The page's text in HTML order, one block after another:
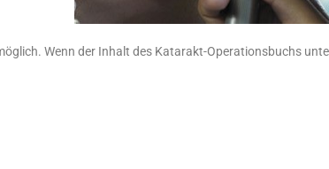
Wenn der Inhalt des Katarakt-Operationsbuchs